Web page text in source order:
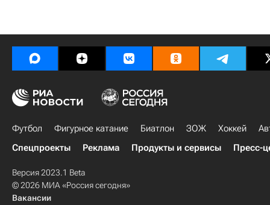
Футбол Фигурное катание Биатлон ЗОЖ Хоккей
Спецпроекты
Реклама Продукты и сервисы Пресс-
Версия 2023.1 Beta
© 2026 МИА «Россия сегодня»
Вакансии